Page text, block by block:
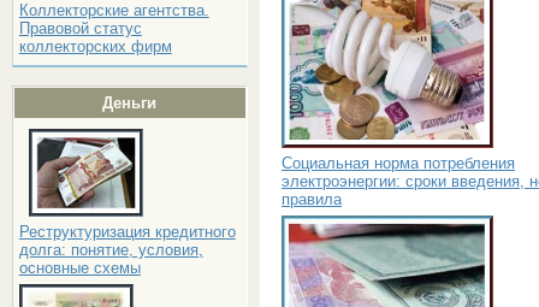
Коллекторские агентства.
Правовой статус
коллекторских фирм
Деньги
Реструктуризация кредитного
долга: понятие, условия,
основные схемы
Социальная норма потребления
электроэнергии: сроки введения,
правила